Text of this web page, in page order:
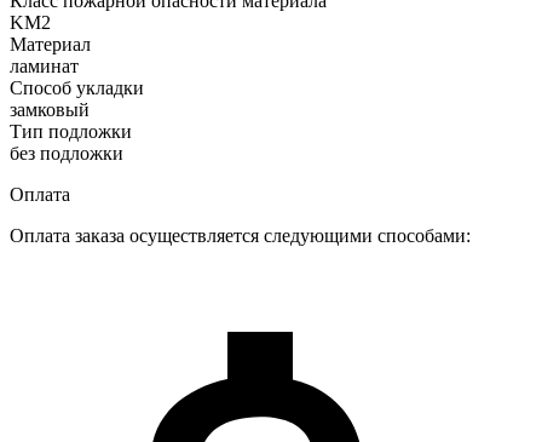
KM2
Материал
ламинат
Способ укладки
замковый
Тип подложки
без подложки
Оплата
Оплата заказа осуществляется следующими способами: